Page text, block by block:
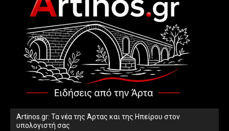
Artinos.gr: Τα νέα της Άρτας και της Ηπείρου στον
υπολογιστή σας